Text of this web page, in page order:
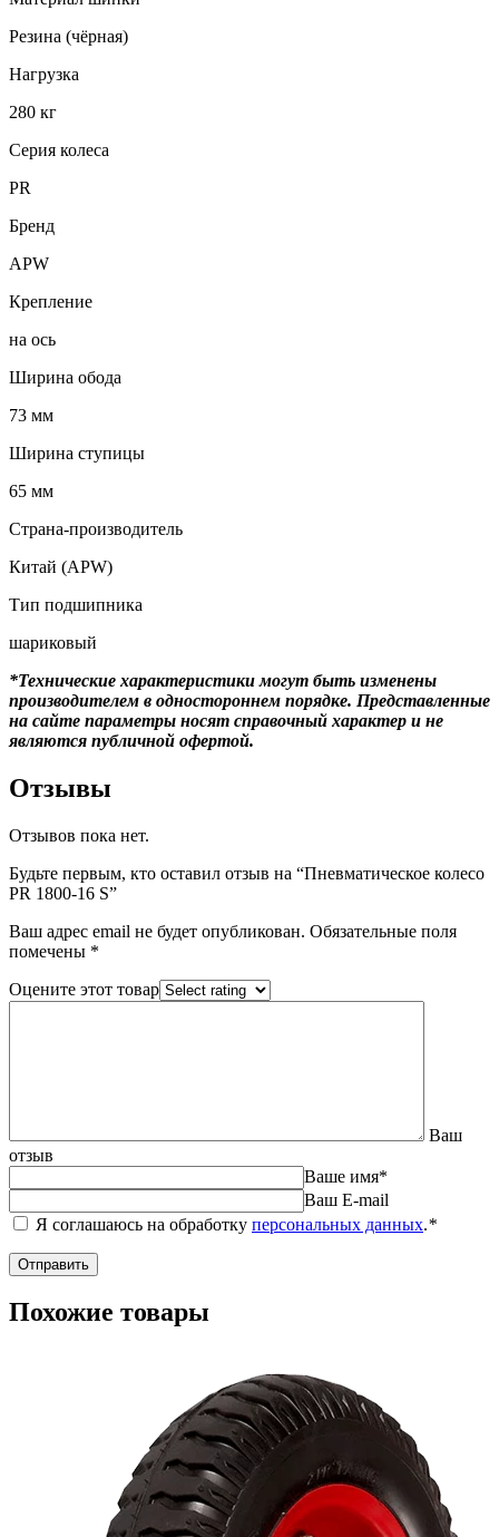
Резина (чёрная)
Нагрузка
280 кг
Серия колеса
PR
Бренд
APW
Крепление
на ось
Ширина обода
73 мм
Ширина ступицы
65 мм
Страна-производитель
Китай (APW)
Тип подшипника
шариковый
*Технические характеристики могут быть изменены
производителем в одностороннем порядке. Представленные
на сайте параметры носят справочный характер и не
являются публичной офертой.
Отзывы
Отзывов пока нет.
Будьте первым, кто оставил отзыв на “Пневматическое колесо
PR 1800-16 S”
Ваш адрес email не будет опубликован. Обязательные поля
помечены *
Оцените этот товар
Ваш
отзыв
Ваше имя*
Ваш E-mail
Я соглашаюсь на обработку персональных данных.*
Похожие товары